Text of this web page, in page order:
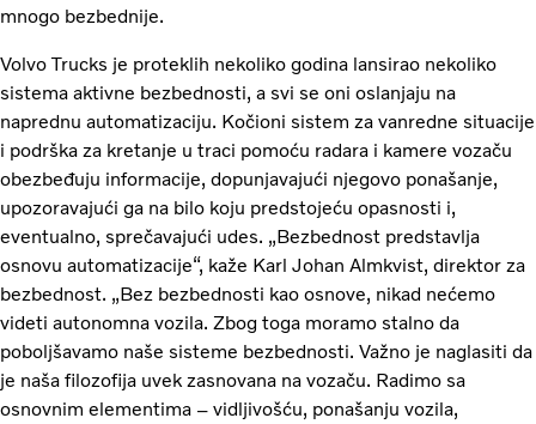
mnogo bezbednije.
Volvo Trucks je proteklih nekoliko godina lansirao nekoliko
sistema aktivne bezbednosti, a svi se oni oslanjaju na
naprednu automatizaciju. Kočioni sistem za vanredne situacije
i podrška za kretanje u traci pomoću radara i kamere vozaču
obezbeđuju informacije, dopunjavajući njegovo ponašanje,
upozoravajući ga na bilo koju predstojeću opasnosti i,
eventualno, sprečavajući udes. „Bezbednost predstavlja
osnovu automatizacije“, kaže Karl Johan Almkvist, direktor za
bezbednost. „Bez bezbednosti kao osnove, nikad nećemo
videti autonomna vozila. Zbog toga moramo stalno da
poboljšavamo naše sisteme bezbednosti. Važno je naglasiti da
je naša filozofija uvek zasnovana na vozaču. Radimo sa
osnovnim elementima – vidljivošću, ponašanju vozila,